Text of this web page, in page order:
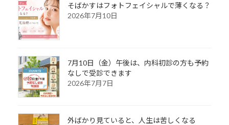
そばかすはフォトフェイシャルで薄くなる？
2026年7月10日
7月10日（金）午後は、内科初診の方も予約
なしで受診できます
2026年7月7日
外ばかり見ていると、人生は苦しくなる